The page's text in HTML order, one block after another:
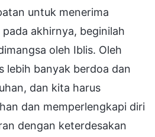
untuk menerima
akhirnya, beginilah
oleh Iblis. Oleh
lebih banyak berdoa dan
dan kita harus
dan memperlengkapi diri
dengan keterdesakan